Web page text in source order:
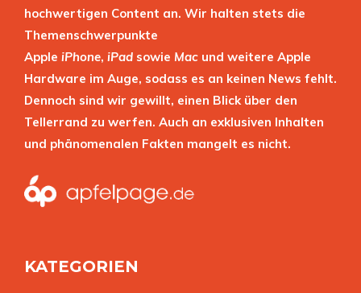
hochwertigen Content an. Wir halten stets die
Themenschwerpunkte
Apple iPhone, iPad sowie Mac und weitere Apple
Hardware im Auge, sodass es an keinen News fehlt.
Dennoch sind wir gewillt, einen Blick über den
Tellerrand zu werfen. Auch an exklusiven Inhalten
und phänomenalen Fakten mangelt es nicht.
KATEGORIEN